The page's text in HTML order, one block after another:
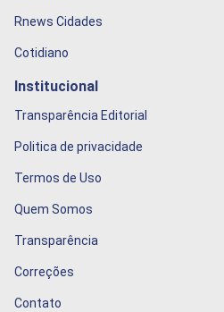
Rnews Cidades
Cotidiano
Institucional
Transparência Editorial
Politica de privacidade
Termos de Uso
Quem Somos
Transparência
Correções
Contato